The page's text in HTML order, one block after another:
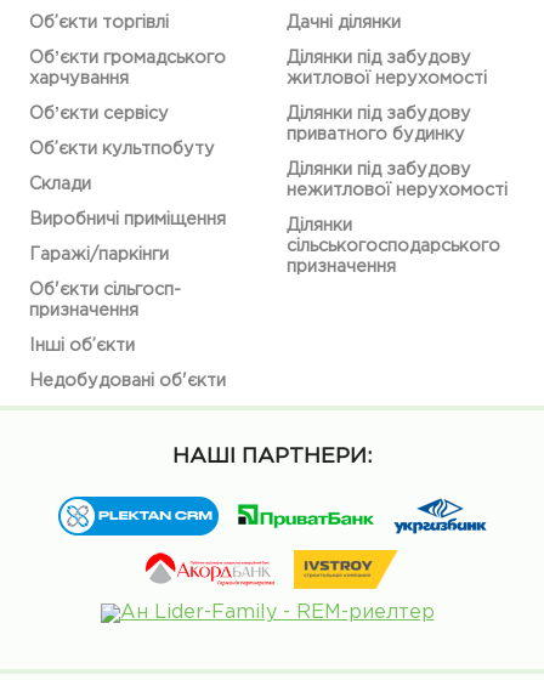
Об’єкти торгівлі
Обʼєкти громадського
харчування
Обʼєкти сервісу
Об’єкти культпобуту
Склади
Виробничі приміщення
Гаражі/паркінги
Об'єкти сільгосп-
призначення
Інші об’єкти
Недобудовані об'єкти
Дачні ділянки
Ділянки під забудову
житлової нерухомості
Ділянки під забудову
приватного будинку
Ділянки під забудову
нежитлової нерухомості
Ділянки
сільськогосподарського
призначення
НАШІ ПАРТНЕРИ: